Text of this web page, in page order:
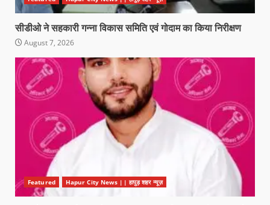
सीडीओ ने सहकारी गन्ना विकास समिति एवं गोदाम का किया निरीक्षण
August 7, 2026
Featured Hapur City News || हापुड़ शहर न्यूज़